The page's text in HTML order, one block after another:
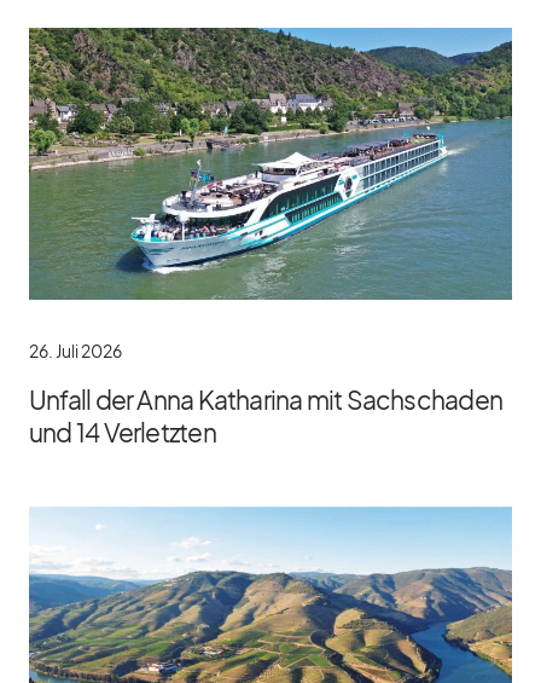
26. Juli 2026
Unfall der Anna Katharina mit Sachschaden
und 14 Verletzten